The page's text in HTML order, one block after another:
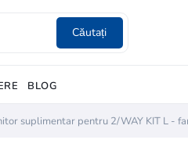
Căutați
BLOG
suplimentar pentru 2/WAY KIT L -